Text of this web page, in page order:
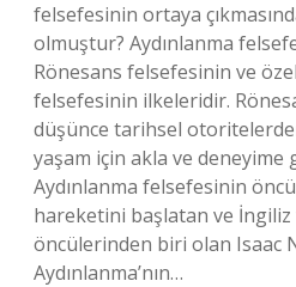
felsefesinin ortaya
olmuştur? Aydınlanma
Rönesans felsefesinin ve
felsefesinin ilkeleridir.
düşünce tarihsel
yaşam için akla ve deneyime
Aydınlanma felsefesinin
hareketini başlatan ve
öncülerinden biri olan Isaac
Aydınlanma’nın…